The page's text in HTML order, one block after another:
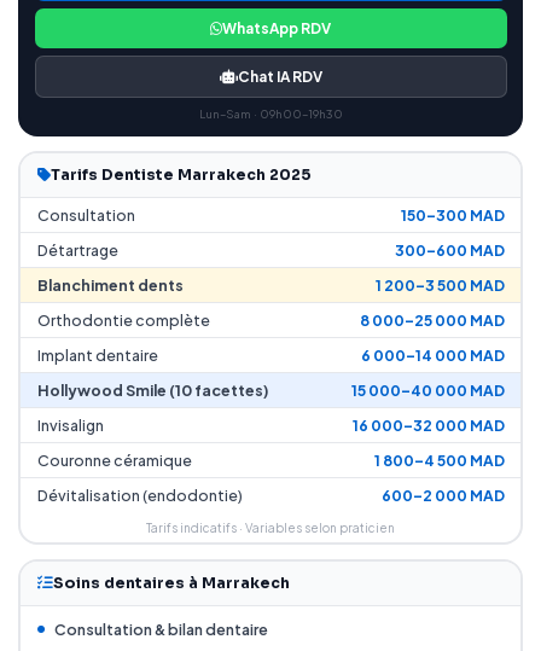
WhatsApp RDV
Chat IA RDV
Lun–Sam · 09h00–19h30
Tarifs Dentiste Marrakech 2025
Consultation
150–300 MAD
Détartrage
300–600 MAD
Blanchiment dents
1 200–3 500 MAD
Orthodontie complète
8 000–25 000 MAD
Implant dentaire
6 000–14 000 MAD
Hollywood Smile (10 facettes)
15 000–40 000 MAD
Invisalign
16 000–32 000 MAD
Couronne céramique
1 800–4 500 MAD
Dévitalisation (endodontie)
600–2 000 MAD
Tarifs indicatifs · Variables selon praticien
Soins dentaires à Marrakech
Consultation & bilan dentaire